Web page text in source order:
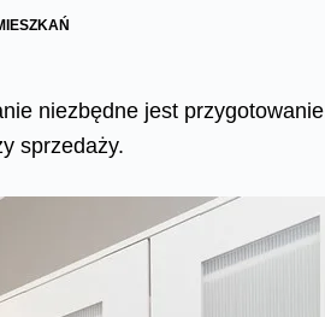
niezbędne jest przygotowanie
sprzedaży.